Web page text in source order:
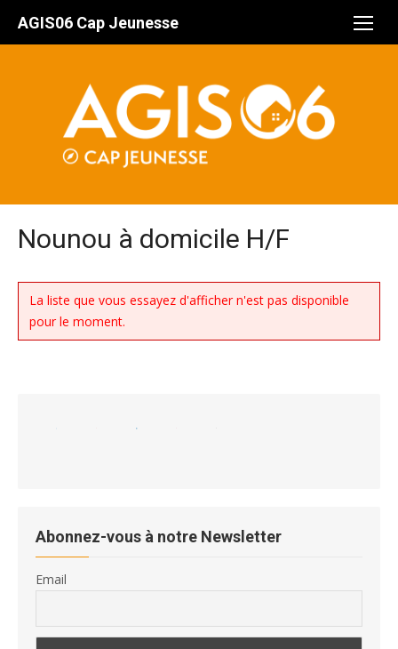
AGIS06 Cap Jeunesse
Nounou à domicile H/F
La liste que vous essayez d'afficher n'est pas disponible
pour le moment.
Abonnez-vous à notre Newsletter
Email